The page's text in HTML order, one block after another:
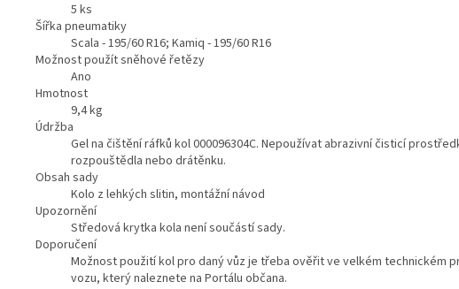
5 ks
Šířka pneumatiky
Scala - 195/60 R16; Kamiq - 195/60 R16
Možnost použít sněhové řetězy
Ano
Hmotnost
9,4kg
Údržba
Gel na čištění ráfků kol 000096304C. Nepoužívat abrazivní čisticí
rozpouštědla nebo drátěnku.
Obsah sady
Kolo z lehkých slitin, montážní návod
Upozornění
Středová krytka kola není součástí sady.
Doporučení
Možnost použití kol pro daný vůz je třeba ověřit ve velkém technickém
vozu, který naleznete na Portálu občana.